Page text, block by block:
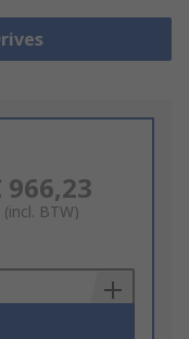
966,23
(incl. BTW)